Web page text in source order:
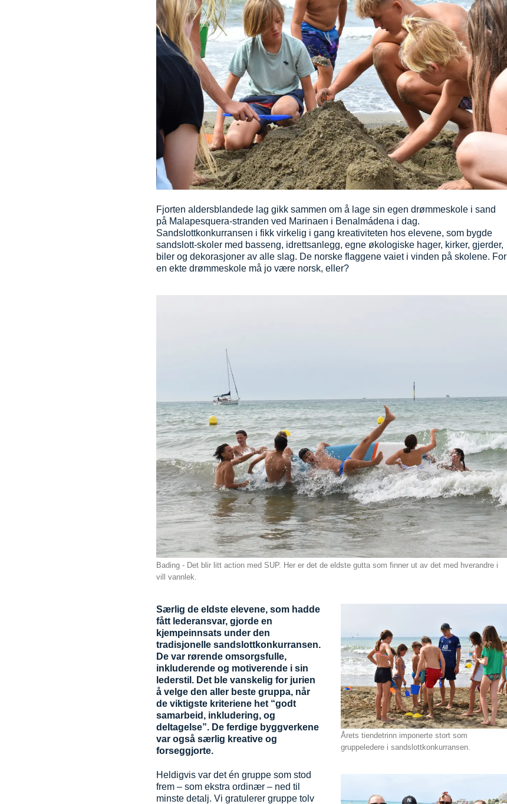
Fjorten aldersblandede lag gikk sammen om å lage sin egen drømmeskole i sand
på Malapesquera-stranden ved Marinaen i Benalmádena i dag.
Sandslottkonkurransen i fikk virkelig i gang kreativiteten hos elevene, som bygde
sandslott-skoler med basseng, idrettsanlegg, egne økologiske hager, kirker, gjerder,
biler og dekorasjoner av alle slag. De norske flaggene vaiet i vinden på skolene. For
en ekte drømmeskole må jo være norsk, eller?
Bading - Det blir litt action med SUP. Her er det de eldste gutta som finner ut av det med hverandre i
vill vannlek.
Særlig de eldste elevene, som hadde
fått lederansvar, gjorde en
kjempeinnsats under den
tradisjonelle sandslottkonkurransen.
De var rørende omsorgsfulle,
inkluderende og motiverende i sin
lederstil. Det ble vanskelig for jurien
å velge den aller beste gruppa, når
de viktigste kriteriene het “godt
samarbeid, inkludering, og
deltagelse”. De ferdige byggverkene
var også særlig kreative og
forseggjorte.
Heldigvis var det én gruppe som stod
frem – som ekstra ordinær – ned til
minste detalj. Vi gratulerer gruppe tolv
Årets tiendetrinn imponerte stort som
gruppeledere i sandslottkonkurransen.